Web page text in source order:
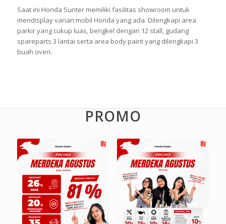
Saat ini Honda Sunter memiliki fasilitas showroom untuk
mendisplayvarian mobil Honda yang ada. Dilengkapi area
parkir yang cukup luas, bengkel dengan 12 stall , gudang
spareparts 3 lantai serta area body paintyang dilengkapi 3
buah oven.
PROMO